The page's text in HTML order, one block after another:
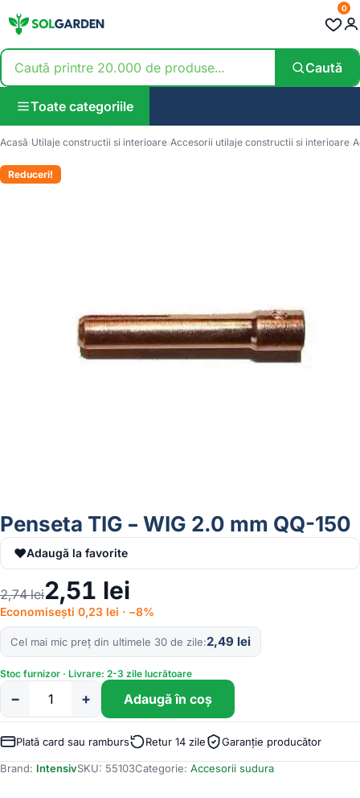
Caută
0
Toate categoriile
Acasă Utilaje constructii si interioare Accesorii utilaje constructii si interioare
Reduceri!
Penseta TIG – WIG 2.0 mm QQ-150
♥Adaugă la favorite
2,74lei2,51 lei
Economisești 0,23 lei · −8%
Cel mai mic preț din ultimele 30 de zile 2,49 lei
Stoc furnizor · Livrare: 2-3 zile lucrătoare
Cantitate
Penseta
TIG
WIG
− + Adaugă în coș
Plată card sau ramburs Retur 14 zile Garanție producător
Brand: IntensivSKU: 55103Categorie: Accesorii sudura